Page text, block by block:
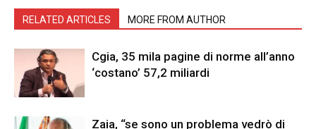
RELATED ARTICLES MORE FROM AUTHOR
Cgia, 35 mila pagine di norme all’anno
‘costano’ 57,2 miliardi
Zaia, “se sono un problema vedrò di